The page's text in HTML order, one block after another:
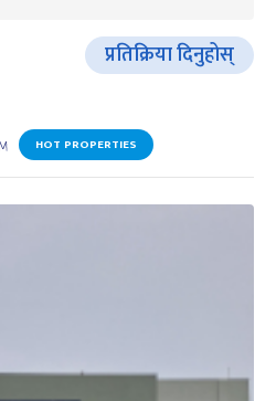
प्रतिक्रिया दिनुहोस्
HOT PROPERTIES